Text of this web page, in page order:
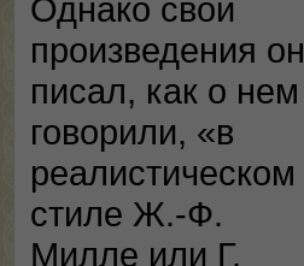
Однако свои
произведения он
писал, как о нем
говорили, «в
реалистическом
стиле Ж.-Ф.
Милле или Г.